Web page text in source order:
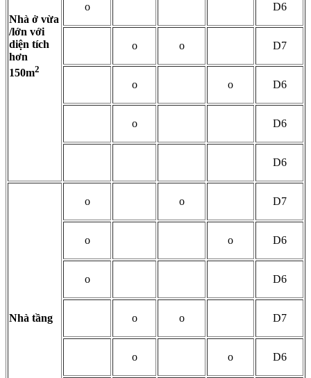
Nhà ở vừa
/lớn với
diện tích
hơn
150m2
o D6
o o D7
o o D6
o D6
D6
Nhà tầng
o o D7
o o D6
o D6
o o D7
o o D6